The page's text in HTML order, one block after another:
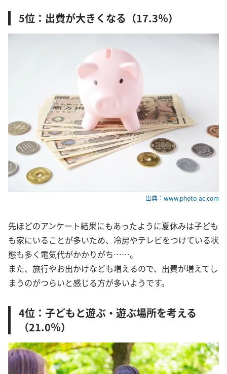
5位：出費が大きくなる（17.3％）
出典：www.photo-ac.com
先ほどのアンケート結果にもあったように夏休みは子ども
も家にいることが多いため、冷房やテレビをつけている状
態も多く電気代がかかりがち……。
また、旅行やお出かけなども増えるので、出費が増えてし
まうのがつらいと感じる方が多いようです。
4位：子どもと遊ぶ・遊ぶ場所を考える
（21.0％）